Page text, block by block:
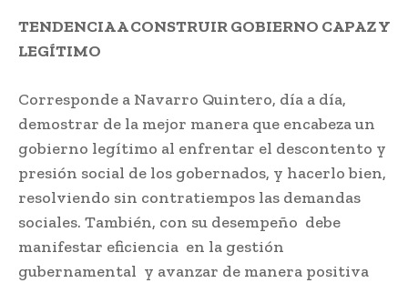
TENDENCIA A CONSTRUIR GOBIERNO CAPAZ Y
LEGÍTIMO
Corresponde a Navarro Quintero, día a día,
demostrar de la mejor manera que encabeza un
gobierno legítimo al enfrentar el descontento y
presión social de los gobernados, y hacerlo bien,
resolviendo sin contratiempos las demandas
sociales. También, con su desempeño debe
manifestar eficiencia en la gestión
gubernamental y avanzar de manera positiva